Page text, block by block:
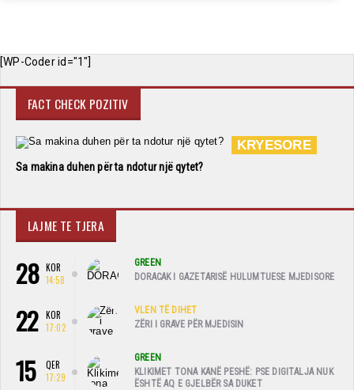
[WP-Coder id="1"]
FACT CHECK POZITIV
KRYESORE
Sa makina duhen për ta ndotur një qytet?
LAJME TE TJERA
28 KOR
14:58
GREEN
DORACAK I GAZETARISË HULUMTUESE MJEDISORE
22
KOR
17:02
VLEN TË DIHET
ZËRI I GRAVE PËR MJEDISIN
15
QER
17:29
GREEN
KLIKIMET TONA KANË PESHË: PSE DIGITALJA NUK
ËSHTË AQ E GJELBËR SA DUKET